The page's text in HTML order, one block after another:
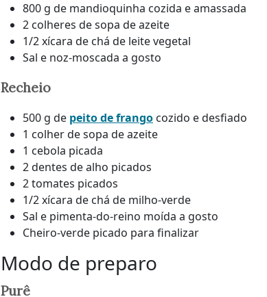
800 g de mandioquinha cozida e amassada
2 colheres de sopa de azeite
1/2 xícara de chá de leite vegetal
Sal e noz-moscada a gosto
Recheio
500 g de peito de frango cozido e desfiado
1 colher de sopa de azeite
1 cebola picada
2 dentes de alho picados
2 tomates picados
1/2 xícara de chá de milho-verde
Sal e pimenta-do-reino moída a gosto
Cheiro-verde picado para finalizar
Modo de preparo
Purê